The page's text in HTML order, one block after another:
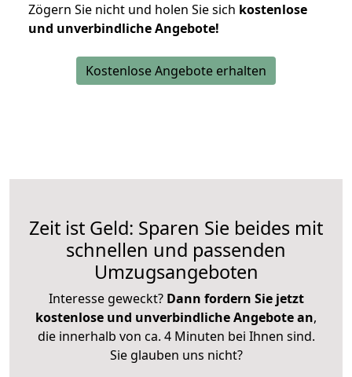
Zögern Sie nicht und holen Sie sich kostenlose
und unverbindliche Angebote!
Kostenlose Angebote erhalten
Zeit ist Geld: Sparen Sie beides mit
schnellen und passenden
Umzugsangeboten
Interesse geweckt? Dann fordern Sie jetzt
kostenlose und unverbindliche Angebote an,
die innerhalb von ca. 4 Minuten bei Ihnen sind.
Sie glauben uns nicht?